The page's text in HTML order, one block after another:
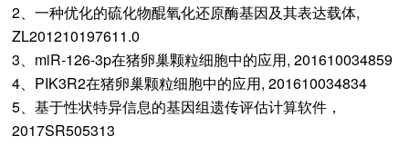
2、一种优化的硫化物醌氧化还原酶基因及其表达载体,
ZL201210197611.0
3、miR-126-3p在猪卵巢颗粒细胞中的应用, 201610034859
4、PIK3R2在猪卵巢颗粒细胞中的应用, 201610034834
5、基于性状特异信息的基因组遗传评估计算软件，
2017SR505313